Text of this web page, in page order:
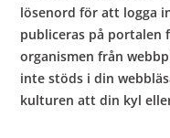
lösenord för att logga
publiceras på portalen
organismen från
inte stöds i din
kulturen att din kyl